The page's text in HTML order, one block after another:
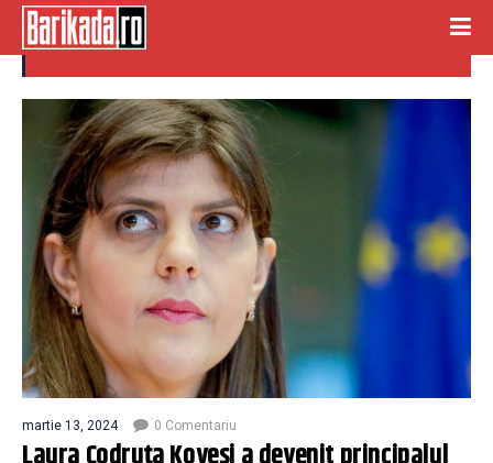
croatia
martie 13, 2024 0 Comentariu